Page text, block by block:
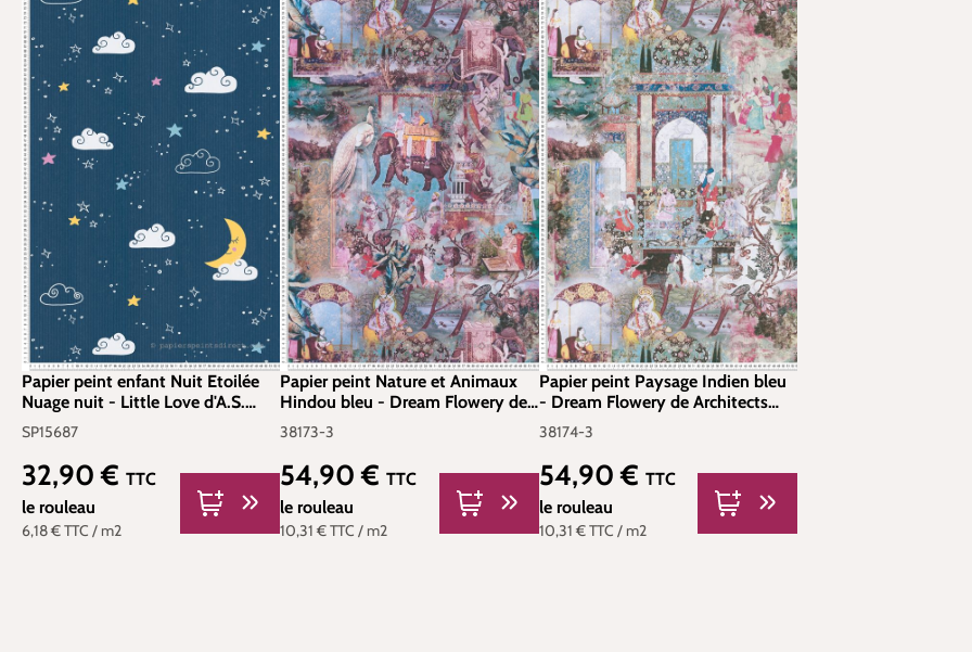
Papier peint enfant Nuit Etoilée
Nuage nuit - Little Love d'A.S.
Création | Réf. SP15687
SP15687
6,18 €TTC / m2
Prix régulier :
32,90 € TTC
le rouleau
Papier peint Nature et Animaux
Hindou bleu - Dream Flowery de
Architects Paper | Réf. 38173-3
38173-3
10,31 €TTC/ m2
Prix régulier :
54,90 €TTC
le rouleau
Papier peint Paysage Indien bleu
- Dream Flowery de Architects
Paper | Réf. 38174-3
38174-3
10,31 €TTC / m2
Prix régulier :
54,90 € TTC
le rouleau